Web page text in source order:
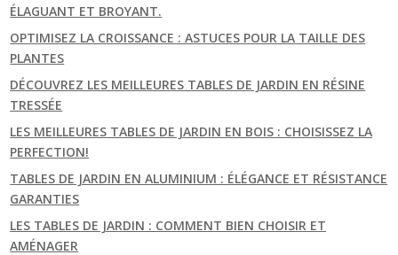
ÉLAGUANT ET BROYANT.
OPTIMISEZ LA CROISSANCE : ASTUCES POUR LA TAILLE DES
PLANTES
DÉCOUVREZ LES MEILLEURES TABLES DE JARDIN EN RÉSINE
TRESSÉE
LES MEILLEURES TABLES DE JARDIN EN BOIS : CHOISISSEZ LA
PERFECTION!
TABLES DE JARDIN EN ALUMINIUM : ÉLÉGANCE ET RÉSISTANCE
GARANTIES
LES TABLES DE JARDIN : COMMENT BIEN CHOISIR ET
AMÉNAGER